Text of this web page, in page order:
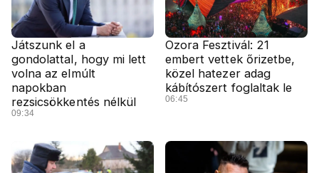
Játszunk el a
gondolattal, hogy mi lett
volna az elmúlt
napokban
rezsicsökkentés nélkül
09:34
Ozora Fesztivál: 21
embert vettek őrizetbe,
közel hatezer adag
kábítószert foglaltak le
06:45